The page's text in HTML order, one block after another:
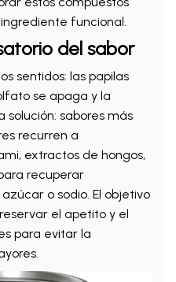
funcional.
del sabor
sentidos: las papilas
se apaga y la
sabores más
recurren a
extractos de hongos,
recuperar
o sodio. El objetivo
el apetito y el
para evitar la